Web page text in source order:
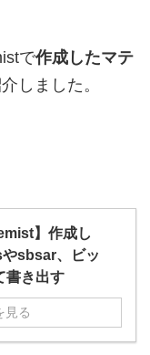
で作成したマテ
しました。
】作成し
sbsar、ビッ
書き出す
見る